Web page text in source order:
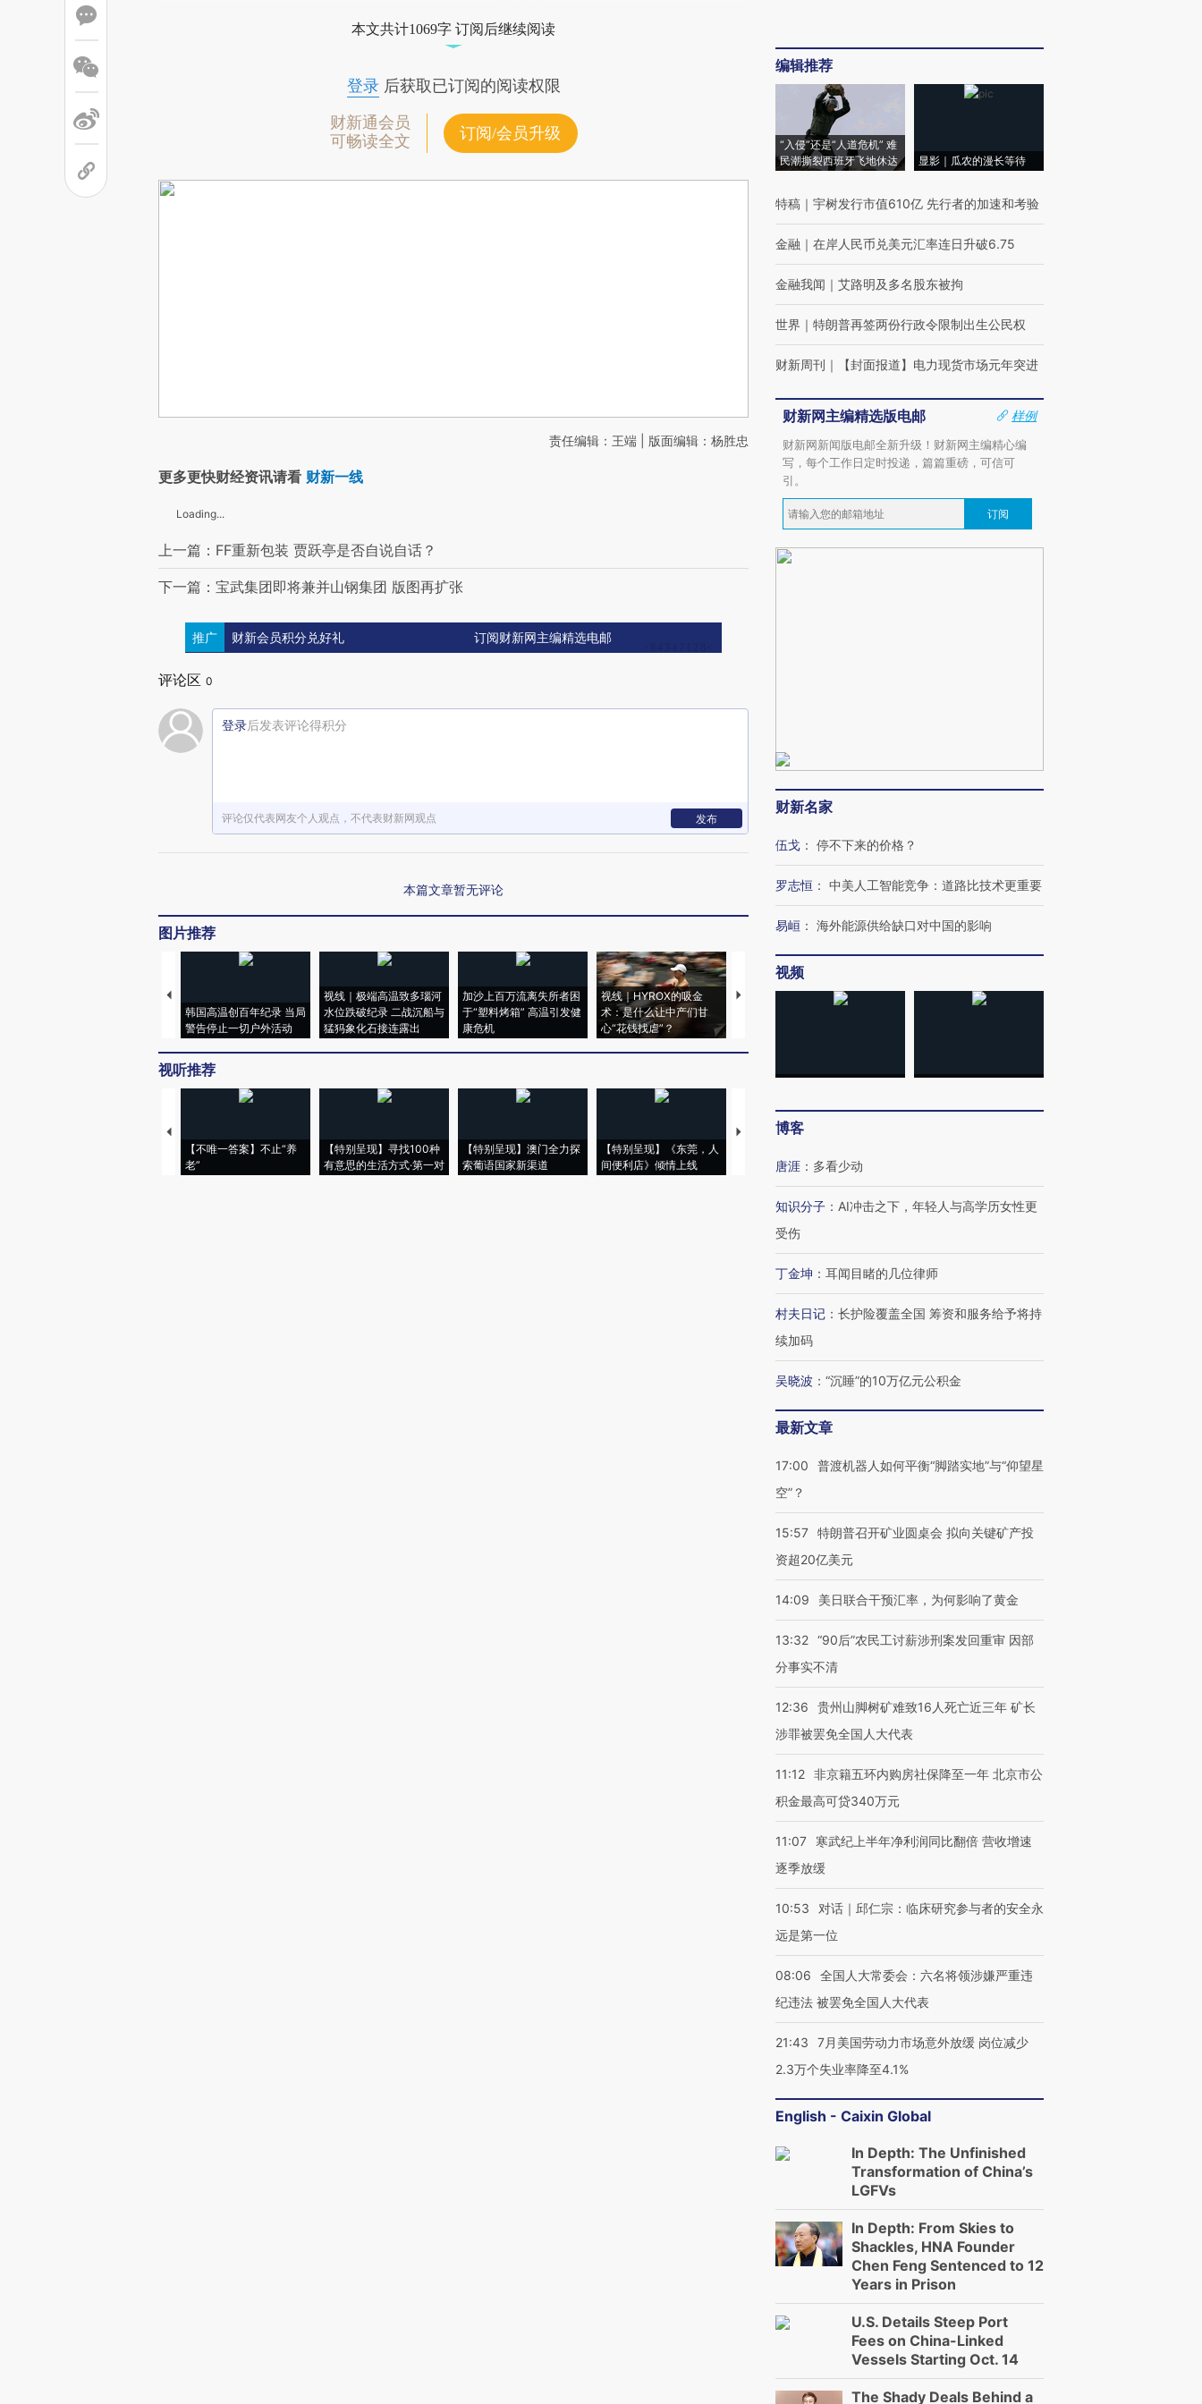
本文共计1069字 订阅后继续阅读
登录后获取已订阅的阅读权限
财新通会员
可畅读全文
订阅/会员升级
责任编辑：王端 | 版面编辑：杨胜忠
更多更快财经资讯请看 财新一线
Loading...
上一篇：FF重新包装 贾跃亭是否自说自话？
下一篇：宝武集团即将兼并山钢集团 版图再扩张
推广 财新会员积分兑好礼 订阅财新网主编精选电邮
评论区 0
登录后发表评论得积分
评论仅代表网友个人观点，不代表财新网观点 发布
本篇文章暂无评论
图片推荐
韩国高温创百年纪录 当局
警告停止一切户外活动
视线｜极端高温致多瑙河
水位跌破纪录 二战沉船与
猛犸象化石接连露出
加沙上百万流离失所者困
于“塑料烤箱” 高温引发健
康危机
视线｜HYROX的吸金
术：是什么让中产们甘
心“花钱找虐”？
马航飞行员跨国走私7万
视线｜被称为“蟑螂”的印
视听推荐
【不唯一答案】不止“养
老”
【特别呈现】寻找100种
有意思的生活方式·第一对
【特别呈现】澳门全力探
索葡语国家新渠道
【特别呈现】《东莞，人
间便利店》倾情上线
【推广】走进第四届链博
编辑推荐
“入侵”还是“人道危机” 难
民潮撕裂西班牙飞地休达
显影｜瓜农的漫长等待
特稿 ｜ 宇树发行市值610亿 先行者的加速和考验
金融 ｜ 在岸人民币兑美元汇率连日升破6.75
金融我闻 ｜ 艾路明及多名股东被拘
世界 ｜ 特朗普再签两份行政令限制出生公民权
财新周刊 ｜ 【封面报道】电力现货市场元年突进
财新网主编精选版电邮
样例
财新网新闻版电邮全新升级！财新网主编精心编
写，每个工作日定时投递，篇篇重磅，可信可
引。
订阅
财新名家
伍戈 ： 停不下来的价格？
罗志恒 ： 中美人工智能竞争：道路比技术更重要
易峘 ： 海外能源供给缺口对中国的影响
视频
博客
唐涯 ： 多看少动
知识分子 ： AI冲击之下，年轻人与高学历女性更
受伤
丁金坤 ： 耳闻目睹的几位律师
村夫日记 ： 长护险覆盖全国 筹资和服务给予将持
续加码
吴晓波 ： “沉睡”的10万亿元公积金
最新文章
17:00
普渡机器人如何平衡“脚踏实地”与“仰望星
空”？
15:57 特朗普召开矿业圆桌会 拟向关键矿产投
资超20亿美元
14:09 美日联合干预汇率，为何影响了黄金
13:32 “90后”农民工讨薪涉刑案发回重审 因部
分事实不清
12:36
贵州山脚树矿难致16人死亡近三年 矿长
涉罪被罢免全国人大代表
11:12 非京籍五环内购房社保降至一年 北京市公
积金最高可贷340万元
11:07
寒武纪上半年净利润同比翻倍 营收增速
逐季放缓
10:53
对话｜邱仁宗：临床研究参与者的安全永
远是第一位
08:06
全国人大常委会：六名将领涉嫌严重违
纪违法 被罢免全国人大代表
21:43
7月美国劳动力市场意外放缓 岗位减少
2.3万个失业率降至4.1%
English - Caixin Global
In Depth: The Unfinished
Transformation of China’s
LGFVs
In Depth: From Skies to
Shackles, HNA Founder
Chen Feng Sentenced to 12
Years in Prison
U.S. Details Steep Port
Fees on China-Linked
Vessels Starting Oct. 14
The Shady Deals Behind a